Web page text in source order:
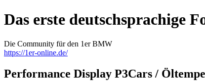
Das erste deutschsprachige
Die Community für den 1er BMW
https://1er-online.de/
Performance Display P3Cars /